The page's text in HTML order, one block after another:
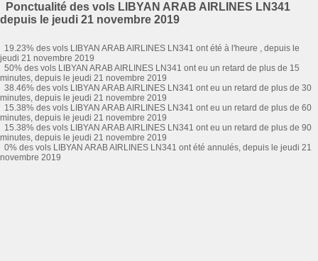
Ponctualité des vols LIBYAN ARAB AIRLINES LN341
depuis le jeudi 21 novembre 2019
19.23% des vols LIBYAN ARAB AIRLINES LN341 ont été à l'heure , depuis le
jeudi 21 novembre 2019
50% des vols LIBYAN ARAB AIRLINES LN341 ont eu un retard de plus de 15
minutes, depuis le jeudi 21 novembre 2019
38.46% des vols LIBYAN ARAB AIRLINES LN341 ont eu un retard de plus de 30
minutes, depuis le jeudi 21 novembre 2019
15.38% des vols LIBYAN ARAB AIRLINES LN341 ont eu un retard de plus de 60
minutes, depuis le jeudi 21 novembre 2019
15.38% des vols LIBYAN ARAB AIRLINES LN341 ont eu un retard de plus de 90
minutes, depuis le jeudi 21 novembre 2019
0% des vols LIBYAN ARAB AIRLINES LN341 ont été annulés, depuis le jeudi 21
novembre 2019